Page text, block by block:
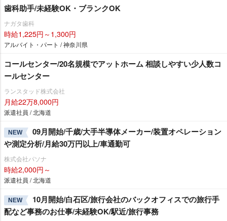
歯科助手/未経験OK・ブランクOK
ナガタ歯科
時給1,225円～1,300円
アルバイト・パート / 神奈川県
コールセンター/20名規模でアットホーム 相談しやすい少人数コ
ールセンター
ランスタッド株式会社
月給22万8,000円
派遣社員 / 北海道
NEW
09月開始/千歳/大手半導体メーカー/装置オペレーション
測定分析/月給30万円以上/車通勤可
株式会社パソナ
時給2,000円～
派遣社員 / 北海道
NEW
10月開始/白石区/旅行会社のバックオフィスでの旅行手
配など事務のお仕事/未経験OK/駅近/旅行事務